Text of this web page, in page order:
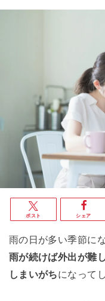
ポスト シェア
雨の日が多い季節に
雨が続けば外出が難
しまいがちになって